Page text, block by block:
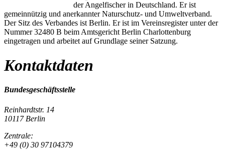
der Angelfischer in Deutschland. Er ist
gemeinnützig und anerkannter Naturschutz- und Umweltverband.
Der Sitz des Verbandes ist Berlin. Er ist im Vereinsregister unter der
Nummer 32480 B beim Amtsgericht Berlin Charlottenburg
eingetragen und arbeitet auf Grundlage seiner Satzung.
Kontaktdaten
Bundesgeschäftsstelle
Reinhardtstr. 14
10117 Berlin
Zentrale:
+49 (0) 30 97104379